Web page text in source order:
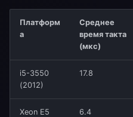
a
Платформ
а
Среднее
время такта
(мкс)
i5-3550
(2012)
17.8
Xeon E5
6.4